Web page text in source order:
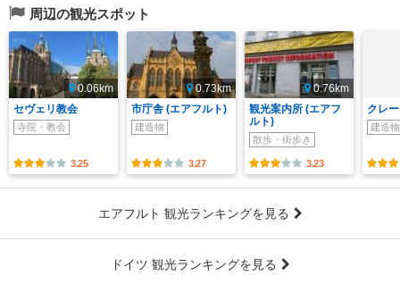
周辺の観光スポット
0.06km
セヴェリ教会
寺院・教会
3.25
0.73km
市庁舎 (エアフルト)
建造物
3.27
0.76km
観光案内所 (エアフ
ルト)
散歩・街歩き
3.23
クレ
建造物
エアフルト 観光ランキングを見る
ドイツ 観光ランキングを見る